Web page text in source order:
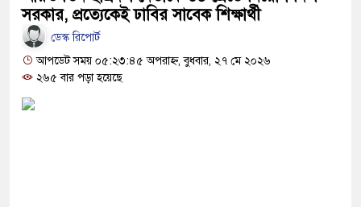
বাঁশের সাঁকো উদ্বোধন করলেন বিএনপি নেতা
টাঙ্গাইলের ঘাটাইলের পিআইও এনামুল হক,
সরকার, প্রত্যেকেই ঢাবির সাবেক শিক্ষার্থী
ডেস্ক রিপোর্ট
আপডেট সময় ০৫:২৩:৪৫ অপরাহ্ন, বুধবার, ২৭ মে ২০২৬
২৬৫ বার পড়া হয়েছে